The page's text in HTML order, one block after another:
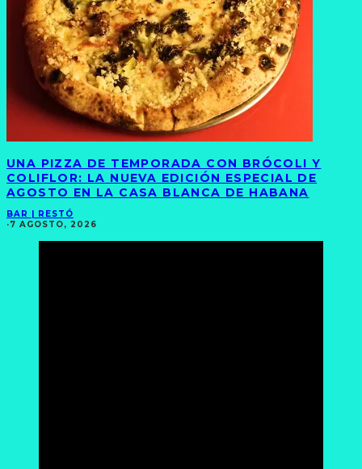
UNA PIZZA DE TEMPORADA CON BRÓCOLI Y
COLIFLOR: LA NUEVA EDICIÓN ESPECIAL DE
AGOSTO EN LA CASA BLANCA DE HABANA
BAR | RESTÓ
·7 AGOSTO, 2026